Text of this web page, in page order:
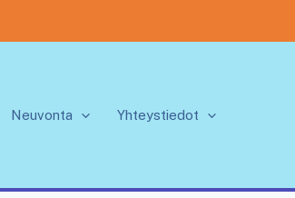
Neuvonta Yhteystiedot